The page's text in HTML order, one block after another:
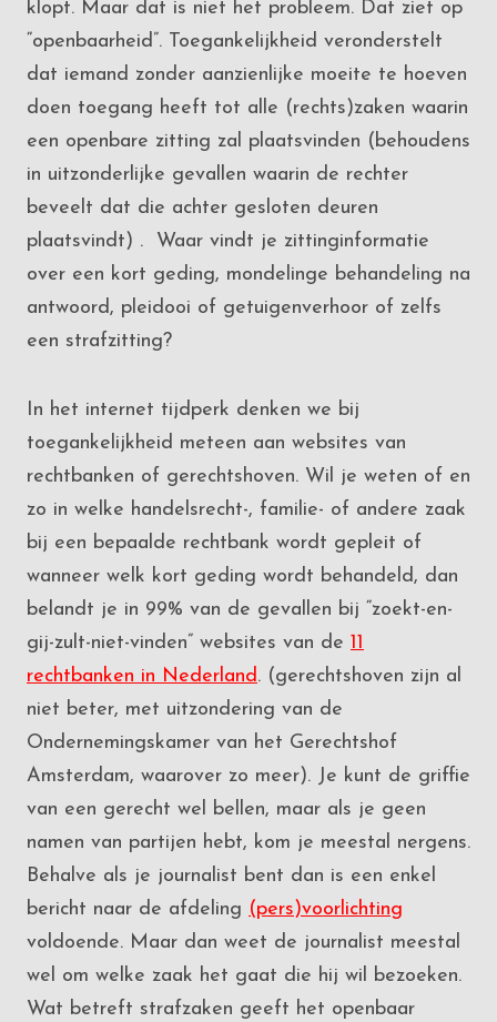
klopt. Maar dat is niet het probleem. Dat ziet op
“openbaarheid”. Toegankelijkheid veronderstelt
dat iemand zonder aanzienlijke moeite te hoeven
doen toegang heeft tot alle (rechts)zaken waarin
een openbare zitting zal plaatsvinden (behoudens
in uitzonderlijke gevallen waarin de rechter
beveelt dat die achter gesloten deuren
plaatsvindt) . Waar vindt je zittinginformatie
over een kort geding, mondelinge behandeling na
antwoord, pleidooi of getuigenverhoor of zelfs
een strafzitting?
In het internet tijdperk denken we bij
toegankelijkheid meteen aan websites van
rechtbanken of gerechtshoven. Wil je weten of en
zo in welke handelsrecht-, familie- of andere zaak
bij een bepaalde rechtbank wordt gepleit of
wanneer welk kort geding wordt behandeld, dan
belandt je in 99% van de gevallen bij “zoekt-en-
gij-zult-niet-vinden” websites van de 11
rechtbanken in Nederland. (gerechtshoven zijn al
niet beter, met uitzondering van de
Ondernemingskamer van het Gerechtshof
Amsterdam, waarover zo meer). Je kunt de griffie
van een gerecht wel bellen, maar als je geen
namen van partijen hebt, kom je meestal nergens.
Behalve als je journalist bent dan is een enkel
bericht naar de afdeling (pers)voorlichting
voldoende. Maar dan weet de journalist meestal
wel om welke zaak het gaat die hij wil bezoeken.
Wat betreft strafzaken geeft het openbaar